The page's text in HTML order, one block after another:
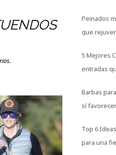
Peinados
que
5 Mejores
entradas
Barbas
sí
Top 6
para una